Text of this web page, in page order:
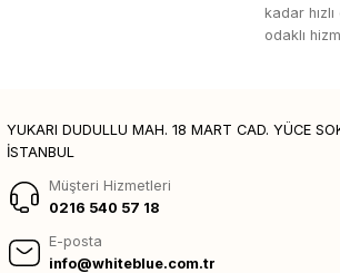
kadar
odaklı
YUKARI DUDULLU MAH. 18 MART CAD. YÜCE
İSTANBUL
Müşteri Hizmetleri
0216 540 57 18
E-posta
info@whiteblue.com.tr